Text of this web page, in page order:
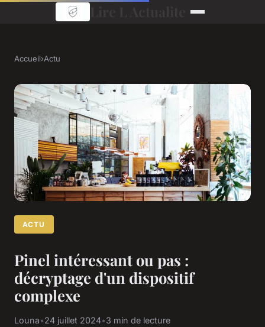
Accueil›Actu
ACTU
Pinel intéressant ou pas :
décryptage d'un dispositif
complexe
Louna•24 juillet 2024•3 min de lecture